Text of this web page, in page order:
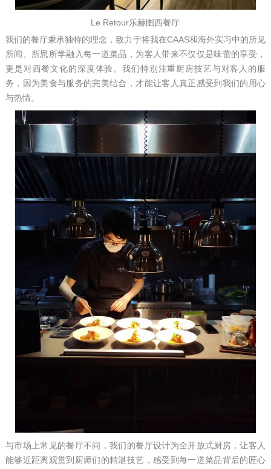
Le Retour乐赫图西餐厅
我们的餐厅秉承独特的理念，致力于将我在CAAS和海外实习中的所见
所闻、所思所学融入每一道菜品，为客人带来不仅仅是味蕾的享受，
更是对西餐文化的深度体验。我们特别注重厨房技艺与对客人的服
务，因为美食与服务的完美结合，才能让客人真正感受到我们的用心
与热情。
与市场上常见的餐厅不同，我们的餐厅设计为全开放式厨房，让客人
能够近距离观赏到厨师们的精湛技艺，感受到每一道菜品背后的匠心